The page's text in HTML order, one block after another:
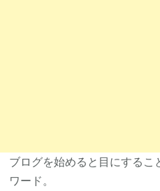
ブログを始めると目にするこ
ワード。